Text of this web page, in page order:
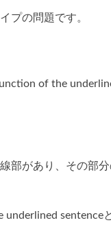
プの問題です。
of the
部があり、その部
sentence